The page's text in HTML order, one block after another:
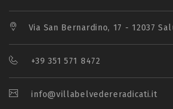
Via San Bernardino, 17 - 12037
+39 351 571 8472
info@villabelvedereradicati.it